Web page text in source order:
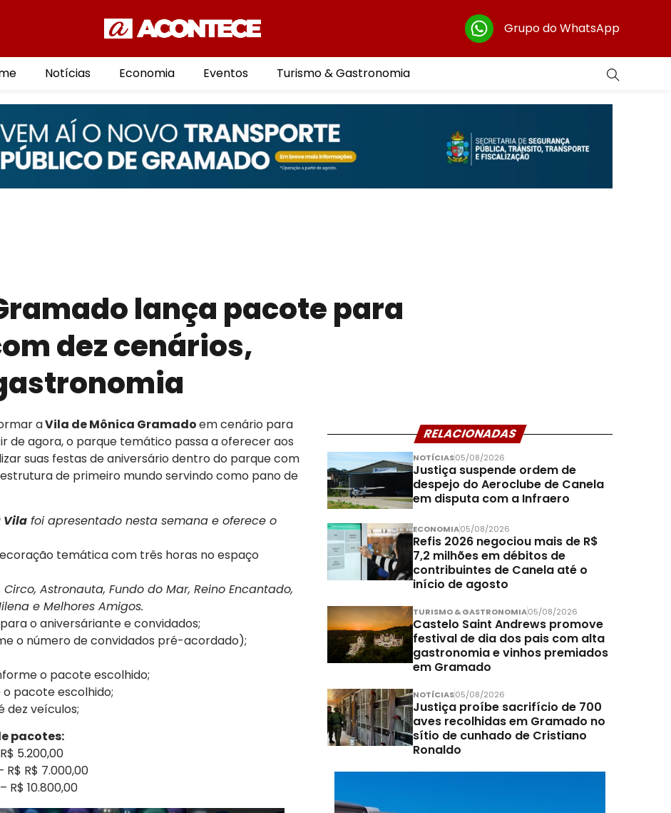
Grupo do WhatsApp
Notícias Economia Eventos Turismo & Gastronomia
lança pacote para
dez cenários,
aVila de Mônica Gramadoem cenário para
de agora, o parque temático passa a oferecer aos
suas festas de aniversário dentro do parque com
de primeiro mundo servindo como pano de
Vilafoi apresentado nesta semana e oferece o
temática com três horas no espaço
Circo, Astronauta, Fundo do Mar, Reino Encantado,
e Melhores Amigos.
o aniversáriante e convidados;
o número de convidados pré-acordado);
o pacote escolhido;
pacote escolhido;
dez veículos;
pacotes:
5.200,00
R$ 7.000,00
R$ 10.800,00
RELACIONADAS
NOTÍCIAS05/08/2026
Justiça suspende ordem de
despejo do Aeroclube de Canela
em disputa com a Infraero
ECONOMIA05/08/2026
Refis 2026 negociou mais de R$
7,2 milhões em débitos de
contribuintes de Canela até o
início de agosto
TURISMO & GASTRONOMIA05/08/2026
Castelo Saint Andrews promove
festival de dia dos pais com alta
gastronomia e vinhos premiados
em Gramado
NOTÍCIAS05/08/2026
Justiça proíbe sacrifício de 700
aves recolhidas em Gramado no
sítio de cunhado de Cristiano
Ronaldo